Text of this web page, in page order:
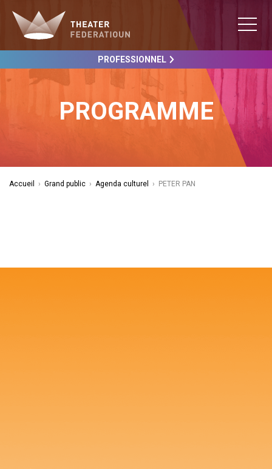
PROFESSIONNEL
PROGRAMME
Accueil › Grand public › Agenda culturel › PETER PAN